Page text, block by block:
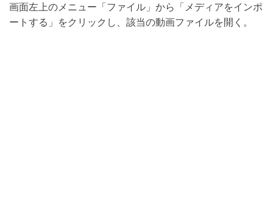
画面左上のメニュー「ファイル」から「メディアをインポ
ートする」をクリックし、該当の動画ファイルを開く。